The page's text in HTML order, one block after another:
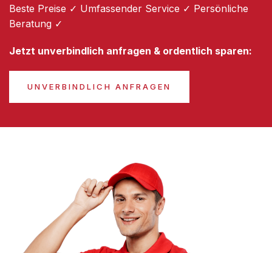
Beste Preise ✓ Umfassender Service ✓ Persönliche
Beratung ✓
Jetzt unverbindlich anfragen & ordentlich sparen:
UNVERBINDLICH ANFRAGEN